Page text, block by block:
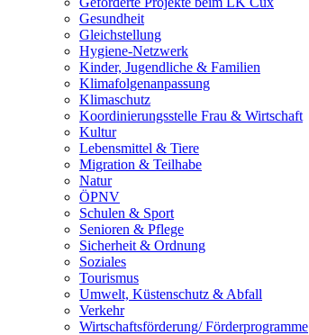
Gesundheit
Gleichstellung
Hygiene-Netzwerk
Kinder, Jugendliche & Familien
Klimafolgenanpassung
Klimaschutz
Koordinierungsstelle Frau & Wirtschaft
Kultur
Lebensmittel & Tiere
Migration & Teilhabe
Natur
ÖPNV
Schulen & Sport
Senioren & Pflege
Sicherheit & Ordnung
Soziales
Tourismus
Umwelt, Küstenschutz & Abfall
Verkehr
Wirtschaftsförderung/ Förderprogramme